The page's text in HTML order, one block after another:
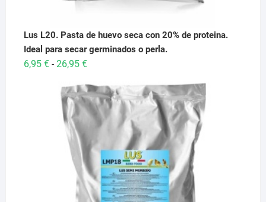
Lus L20. Pasta de huevo seca con 20% de proteina.
Ideal para secar germinados o perla.
6,95 € - 26,95 €Rango
precios:
desde
6,95 €
26,95 €